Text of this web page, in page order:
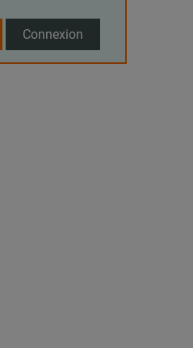
Connexion